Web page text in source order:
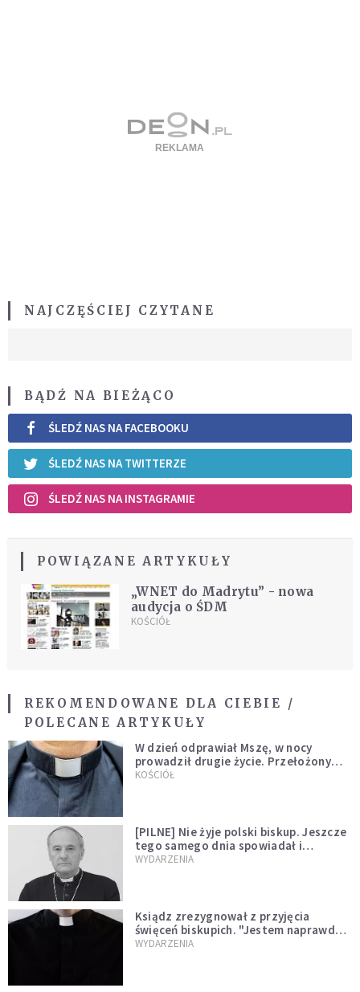
NAJCZĘŚCIEJ CZYTANE
BĄDŹ NA BIEŻĄCO
ŚLEDŹ NAS NA FACEBOOKU
ŚLEDŹ NAS NA TWITTERZE
ŚLEDŹ NAS NA INSTAGRAMIE
POWIĄZANE ARTYKUŁY
„WNET do Madrytu” - nowa
audycja o ŚDM
KOŚCIÓŁ
REKOMENDOWANE DLA CIEBIE /
POLECANE ARTYKUŁY
W dzień odprawiał Mszę, w nocy
prowadził drugie życie. Przełożony
kazał mu opuścić zakon
KOŚCIÓŁ
[PILNE] Nie żyje polski biskup. Jeszcze
tego samego dnia spowiadał i
sprawował Mszę świętą
WYDARZENIA
Ksiądz zrezygnował z przyjęcia
święceń biskupich. "Jestem naprawdę
niegodny"
WYDARZENIA